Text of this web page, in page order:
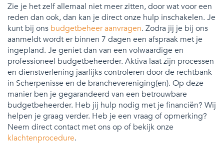
Zie je het zelf allemaal niet meer zitten, door wat voor een
reden dan ook, dan kan je direct onze hulp inschakelen. Je
kunt bij ons budgetbeheer aanvragen. Zodra jij je bij ons
aanmeldt wordt er binnen 7 dagen een afspraak met je
ingepland. Je geniet dan van een volwaardige en
professioneel budgetbeheerder. Aktiva laat zijn processen
en dienstverlening jaarlijks controleren door de rechtbank
in Scherpenisse en de branchevereniging(en). Op deze
manier ben je gegarandeerd van een betrouwbare
budgetbeheerder. Heb jij hulp nodig met je financiën? Wij
helpen je graag verder. Heb je een vraag of opmerking?
Neem direct contact met ons op of bekijk onze
klachtenprocedure.